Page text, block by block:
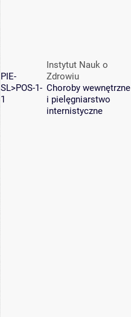
PIE-
SL>POS-1-
1
Instytut Nauk o
Zdrowiu
Choroby wewnętrzne
i pielęgniarstwo
internistyczne